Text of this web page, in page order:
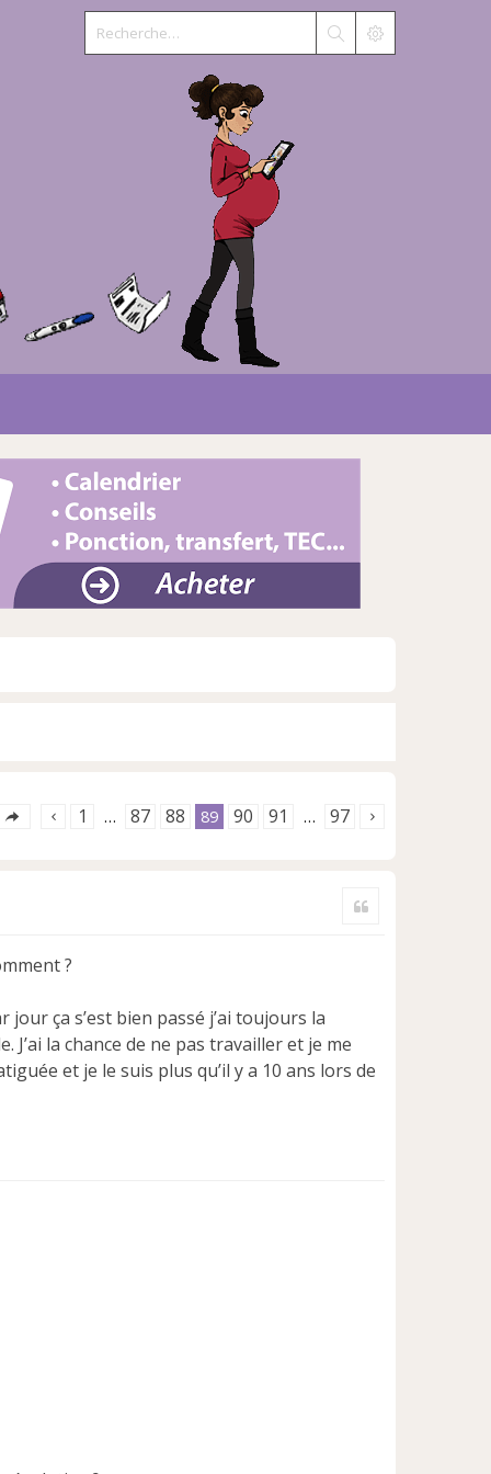
1 … 87 88 89 90 91 … 97
?
jour ça s’est bien passé j’ai toujours la
la chance de ne pas travailler et je me
et je le suis plus qu’il y a 10 ans lors de